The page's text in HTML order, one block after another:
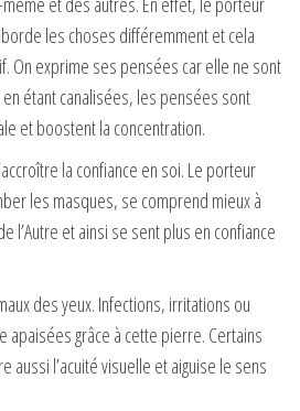
les choses différemment et cela
On exprime ses pensées car elle ne sont
étant canalisées, les pensées sont
et boostent la concentration.
la confiance en soi. Le porteur
les masques, se comprend mieux à
l’Autre et ainsi se sent plus en confiance
des yeux. Infections, irritations ou
apaisées grâce à cette pierre. Certains
aussi l’acuité visuelle et aiguise le sens